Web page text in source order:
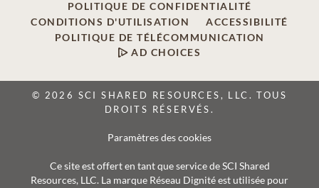
POLITIQUE DE CONFIDENTIALITÉ
CONDITIONS D'UTILISATION
ACCESSIBILITÉ
POLITIQUE DE TÉLÉCOMMUNICATION
AD CHOICES
© 2026 SCI SHARED RESOURCES, LLC. TOUS
DROITS RÉSERVÉS.
Paramètres des cookies
Ce site est offert en tant que service de SCI Shared
Resources, LLC. La marque Réseau Dignité est utilisée pour